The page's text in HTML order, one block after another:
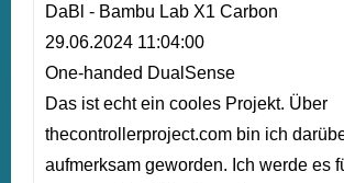
DaBl - Bambu Lab X1 Carbon
29.06.2024 11:04:00
One-handed DualSense
Das ist echt ein cooles Projekt. Über
thecontrollerproject.com bin ich
aufmerksam geworden. Ich werde es